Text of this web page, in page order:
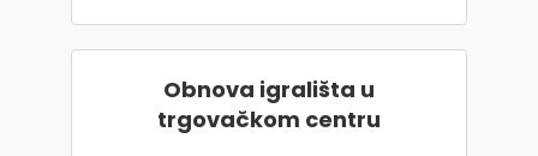
Obnova igrališta u
trgovačkom centru